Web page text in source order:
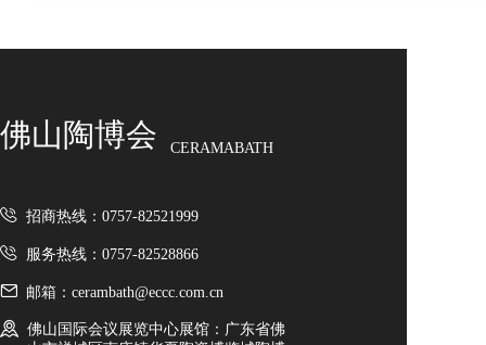
佛山陶博会 CERAMABATH
招商热线：0757-82521999
服务热线：0757-82528866
邮箱：cerambath@eccc.com.cn
佛山国际会议展览中心展馆：广东省佛